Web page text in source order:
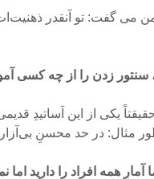
من می‌ گفت: تو آنقدر
سنتور زدن را از چه کسی
یکی از این اَساتیدِ
طور مثال: در حد محسنِ
آمارِ همه افراد را دارید